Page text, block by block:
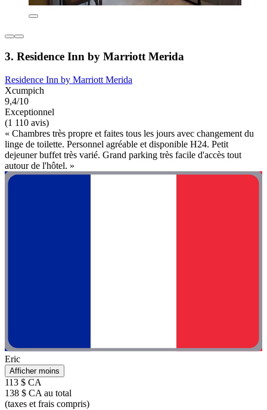
3. Residence Inn by Marriott Merida
Residence Inn by Marriott Merida
Xcumpich
9,4/10
Exceptionnel
(1 110 avis)
« Chambres très propre et faites tous les jours avec changement du
linge de toilette. Personnel agréable et disponible H24. Petit
dejeuner buffet très varié. Grand parking très facile d'accès tout
autour de l'hôtel. »
Eric
Afficher moins
113 $ CA
138 $ CA au total
(taxes et frais compris)